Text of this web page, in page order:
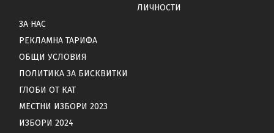
ЛИЧНОСТИ
ЗА НАС
РЕКЛАМНА ТАРИФА
ОБЩИ УСЛОВИЯ
ПОЛИТИКА ЗА БИСКВИТКИ
ГЛОБИ ОТ КАТ
МЕСТНИ ИЗБОРИ 2023
ИЗБОРИ 2024